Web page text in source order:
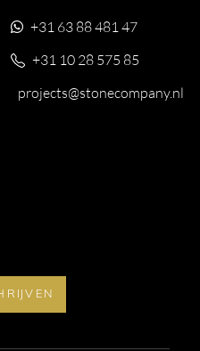
+31 63 88 481 47
+31 10 28 575 85
projects@stonecompany.nl